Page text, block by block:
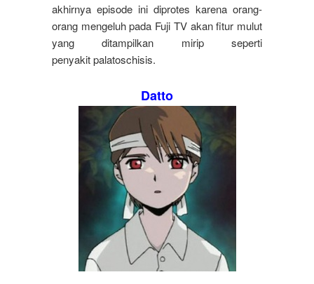
akhirnya episode ini diprotes karena orang-
orang mengeluh pada Fuji TV akan fitur mulut
yang ditampilkan mirip seperti
penyakit palatoschisis.
Datto